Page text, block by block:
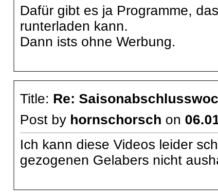
Dafür gibt es ja Programme,
runterladen kann.
Dann ists ohne Werbung.
Title: Re:
Post by hornschorsch on
Ich kann diese Videos leider
gezogenen Gelabers nicht